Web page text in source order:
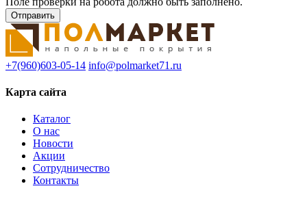
+7(960)603-05-14 info@polmarket71.ru
Карта сайта
Каталог
О нас
Новости
Акции
Сотрудничество
Контакты